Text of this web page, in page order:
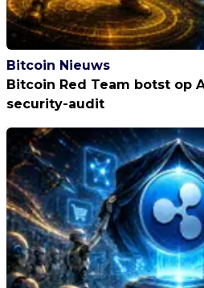
Bitcoin Nieuws
Bitcoin Red Team botst op
security-audit